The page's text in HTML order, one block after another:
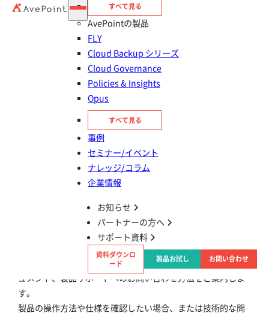
すべて見る
AvePointの製品
FLY
Cloud Backup シリーズ
Cloud Governance
Policies & Insights
Opus
すべて見る
事例
セミナー/イベント
ナレッジ/コラム
企業情報
お知らせ
パートナーの方へ
サポート資料
資料ダウンロ
ード
製品お試し お問い合わせ
目的からサポートを選ぶ
製品サポートへのお問い合わせ方法
AOS 障害発生時の対応について
お問い合わせの重大度と初回応答時間
AvePoint 製品をご利用のお客様向けに、製品情報や技術ドキ
ュメント、製品サポートへのお問い合わせ方法をご案内しま
す。
製品の操作方法や仕様を確認したい場合、または技術的な問